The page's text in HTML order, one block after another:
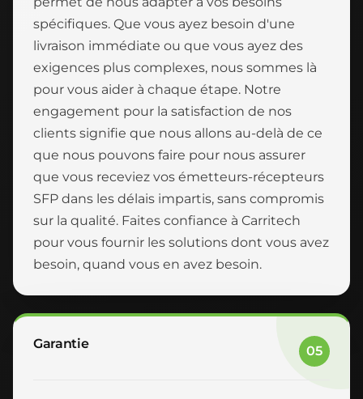
spécifiques. Que vous ayez besoin d'une
livraison immédiate ou que vous ayez des
exigences plus complexes, nous sommes là
pour vous aider à chaque étape. Notre
engagement pour la satisfaction de nos
clients signifie que nous allons au-delà de ce
que nous pouvons faire pour nous assurer
que vous receviez vos émetteurs-récepteurs
SFP dans les délais impartis, sans compromis
sur la qualité. Faites confiance à Carritech
pour vous fournir les solutions dont vous avez
besoin, quand vous en avez besoin.
Garantie 05